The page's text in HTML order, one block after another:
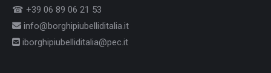
☎ +39 06 89 06 21 53
info@borghipiubelliditalia.it
iborghipiubelliditalia@pec.it